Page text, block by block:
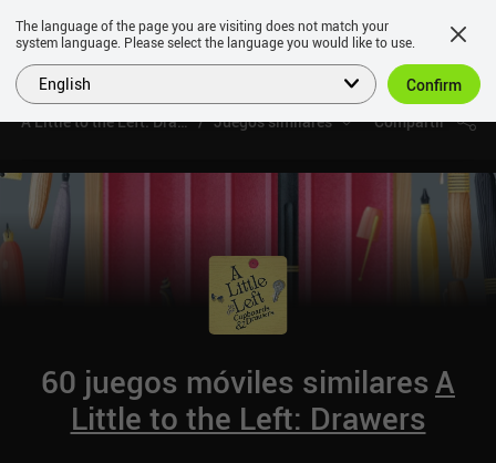
A Little to the Left: Drawers Juegos similares Compartir
60 juegos móviles similaresA
Little to the Left: Drawers
The language of the page you are visiting does not match your
system language. Please select the language you would like to use.
English Confirm